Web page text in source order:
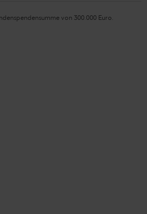
von 300.000 Euro.